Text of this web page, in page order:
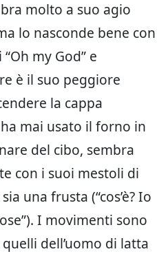
molto a suo agio
lo nasconde bene con
my God” e
è il suo peggiore
la cappa
mai usato il forno in
del cibo, sembra
con i suoi mestoli di
una frusta (“cos’è? Io
I movimenti sono
dell’uomo di latta